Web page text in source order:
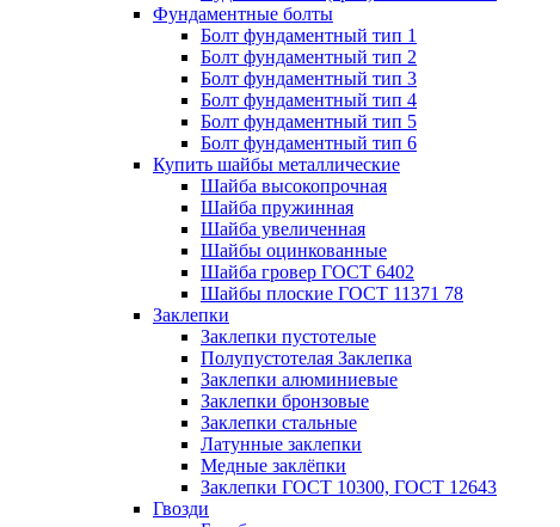
Фундаментные болты
Болт фундаментный тип 1
Болт фундаментный тип 2
Болт фундаментный тип 3
Болт фундаментный тип 4
Болт фундаментный тип 5
Болт фундаментный тип 6
Купить шайбы металлические
Шайба высокопрочная
Шайба пружинная
Шайба увеличенная
Шайбы оцинкованные
Шайба гровер ГОСТ 6402
Шайбы плоские ГОСТ 11371 78
Заклепки
Заклепки пустотелые
Полупустотелая Заклепка
Заклепки алюминиевые
Заклепки бронзовые
Заклепки стальные
Латунные заклепки
Медные заклёпки
Заклепки ГОСТ 10300, ГОСТ 12643
Гвозди